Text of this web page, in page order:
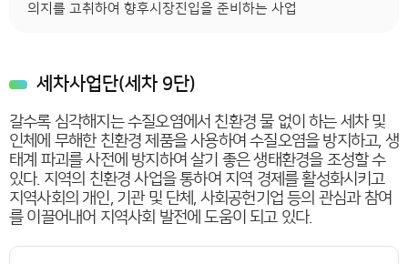
의지를 고취하여 향후시장진입을 준비하는 사업
세차사업단(세차 9단)
갈수록 심각해지는 수질오염에서 친환경 물 없이 하는 세차 및
인체에 무해한 친환경 제품을 사용하여 수질오염을 방지하고, 생
태계 파괴를 사전에 방지하여 살기 좋은 생태환경을 조성할 수
있다. 지역의 친환경 사업을 통하여 지역 경제를 활성화시키고
지역사회의 개인, 기관 및 단체, 사회공헌기업 등의 관심과 참여
를 이끌어내어 지역사회 발전에 도움이 되고 있다.